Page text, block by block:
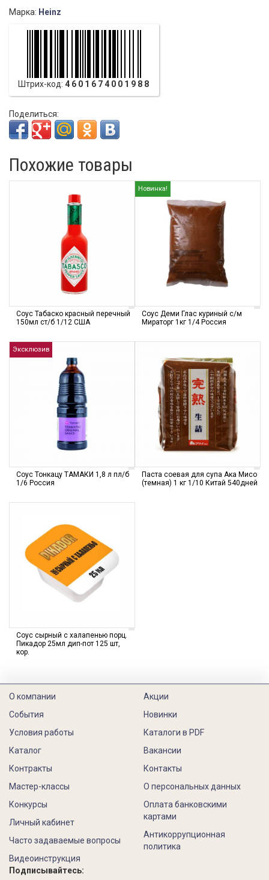
Марка: Heinz
Штрих-код: 4601674001988
Поделиться:
Похожие товары
Соус Табаско красный перечный
150мл ст/б 1/12 США
Новинка!
Соус Деми Глас куриный с/м
Мираторг 1кг 1/4 Россия
Эксклюзив
Соус Тонкацу ТАМАКИ 1,8 л пл/б
1/6 Россия
Паста соевая для супа Ака Мисо
(темная) 1 кг 1/10 Китай 540дней
Соус сырный с халапенью порц.
Пикадор 25мл дип-пот 125 шт,
кор.
О компании
События
Условия работы
Каталог
Контракты
Акции
Новинки
Каталоги в PDF
Вакансии
Контакты
Мастер-классы
Конкурсы
Личный кабинет
Часто задаваемые вопросы
Видеоинструкция
О персональных данных
Оплата банковскими
картами
Антикоррупционная
политика
Подписывайтесь: